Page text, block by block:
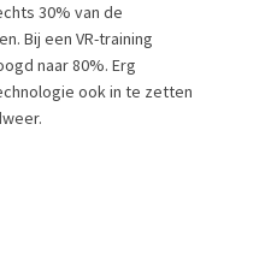
30% van de
Bij een VR-training
naar 80%. Erg
ook in te zetten